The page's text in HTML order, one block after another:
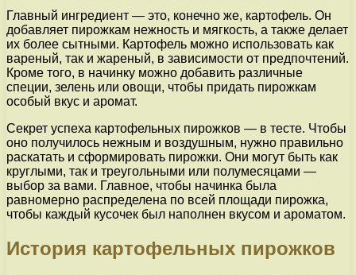
Главный ингредиент — это, конечно же, картофель. Он
добавляет пирожкам нежность и мягкость, а также делает
их более сытными. Картофель можно использовать как
вареный, так и жареный, в зависимости от предпочтений.
Кроме того, в начинку можно добавить различные
специи, зелень или овощи, чтобы придать пирожкам
особый вкус и аромат.
Секрет успеха картофельных пирожков — в тесте. Чтобы
оно получилось нежным и воздушным, нужно правильно
раскатать и сформировать пирожки. Они могут быть как
круглыми, так и треугольными или полумесяцами —
выбор за вами. Главное, чтобы начинка была
равномерно распределена по всей площади пирожка,
чтобы каждый кусочек был наполнен вкусом и ароматом.
История картофельных пирожков